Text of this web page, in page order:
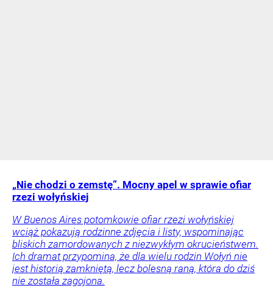
„Nie chodzi o zemstę”. Mocny apel w sprawie ofiar
rzezi wołyńskiej
W Buenos Aires potomkowie ofiar rzezi wołyńskiej
wciąż pokazują rodzinne zdjęcia i listy, wspominając
bliskich zamordowanych z niezwykłym okrucieństwem.
Ich dramat przypomina, że dla wielu rodzin Wołyń nie
jest historią zamkniętą, lecz bolesną raną, która do dziś
nie została zagojona.